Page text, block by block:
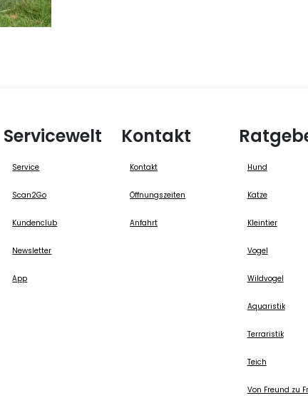
Servicewelt
Service
Scan2Go
Kundenclub
Newsletter
App
Kontakt
Kontakt
Öffnungszeiten
Anfahrt
Hund
Katze
Kleintier
Vogel
Wildvogel
Aquaristik
Terraristik
Teich
Von Freund zu